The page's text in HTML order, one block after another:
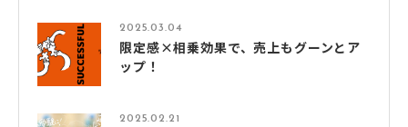
2025.03.04
限定感×相乗効果で、売上もグーンとア
ップ！
2025.02.21